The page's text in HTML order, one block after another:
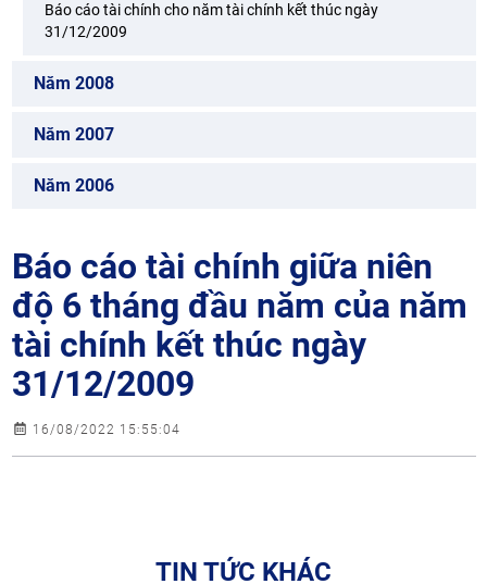
Báo cáo tài chính cho năm tài chính kết thúc ngày
31/12/2009
Năm 2008
Năm 2007
Năm 2006
Báo cáo tài chính giữa niên
độ 6 tháng đầu năm của năm
tài chính kết thúc ngày
31/12/2009
16/08/2022 15:55:04
TIN TỨC KHÁC